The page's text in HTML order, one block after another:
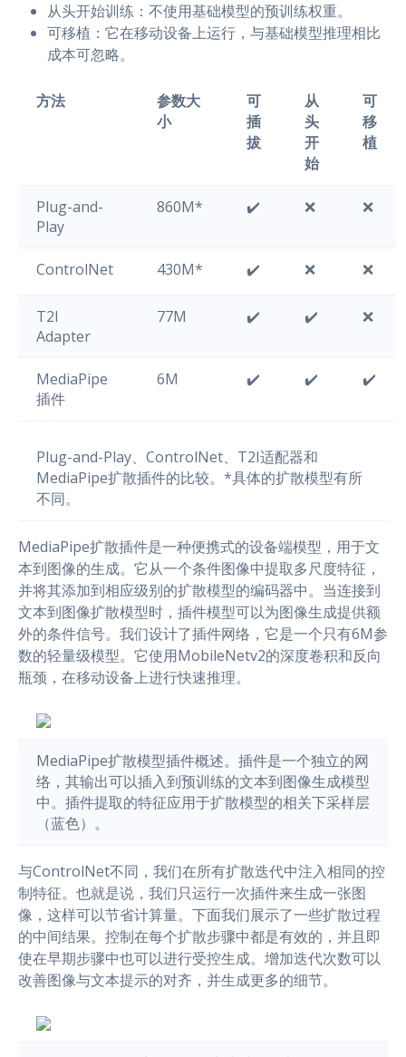
从头开始训练：不使用基础模型的预训练权重。
可移植：它在移动设备上运行，与基础模型推理相比
成本可忽略。
方法
参数大
小
可
插
拔
从
头
开
始
可
移
植
Plug-and-
Play
860M* ✔️ ❌ ❌
ControlNet 430M* ✔️ ❌ ❌
T2I
Adapter
77M ✔️ ✔️ ❌
MediaPipe
插件
6M ✔️ ✔️ ✔️
Plug-and-Play、ControlNet、T2I适配器和
MediaPipe扩散插件的比较。*具体的扩散模型有所
不同。
MediaPipe扩散插件是一种便携式的设备端模型，用于文
本到图像的生成。它从一个条件图像中提取多尺度特征，
并将其添加到相应级别的扩散模型的编码器中。当连接到
文本到图像扩散模型时，插件模型可以为图像生成提供额
外的条件信号。我们设计了插件网络，它是一个只有6M参
数的轻量级模型。它使用MobileNetv2的深度卷积和反向
瓶颈，在移动设备上进行快速推理。
MediaPipe扩散模型插件概述。插件是一个独立的网
络，其输出可以插入到预训练的文本到图像生成模型
中。插件提取的特征应用于扩散模型的相关下采样层
（蓝色）。
与ControlNet不同，我们在所有扩散迭代中注入相同的控
制特征。也就是说，我们只运行一次插件来生成一张图
像，这样可以节省计算量。下面我们展示了一些扩散过程
的中间结果。控制在每个扩散步骤中都是有效的，并且即
使在早期步骤中也可以进行受控生成。增加迭代次数可以
改善图像与文本提示的对齐，并生成更多的细节。